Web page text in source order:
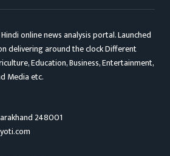
online news analysis portal. Launched
delivering around the clock Different
Education, Business, Entertainment,
Media etc.
248001